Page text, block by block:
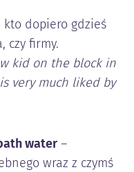
kto dopiero gdzieś
czy firmy.
kid on the block in
very much liked by
water –
wraz z czymś